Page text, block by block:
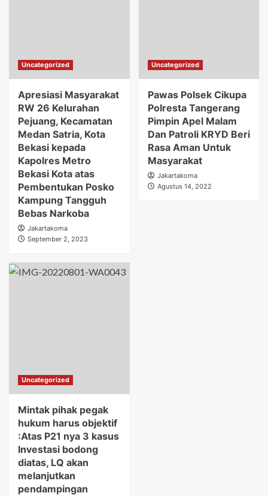
Uncategorized
Apresiasi Masyarakat
RW 26 Kelurahan
Pejuang, Kecamatan
Medan Satria, Kota
Bekasi kepada
Kapolres Metro
Bekasi Kota atas
Pembentukan Posko
Kampung Tangguh
Bebas Narkoba
Jakartakoma
September 2, 2023
Uncategorized
Pawas Polsek Cikupa
Polresta Tangerang
Pimpin Apel Malam
Dan Patroli KRYD Beri
Rasa Aman Untuk
Masyarakat
Jakartakoma
Agustus 14, 2022
Uncategorized
Mintak pihak pegak
hukum harus objektif
:Atas P21 nya 3 kasus
Investasi bodong
diatas, LQ akan
melanjutkan
pendampingan